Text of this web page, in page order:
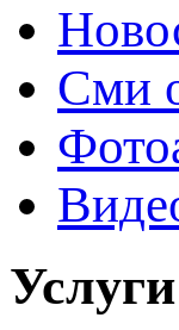
Сми
Услуги